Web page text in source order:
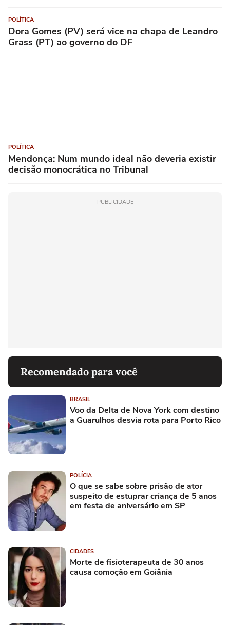
POLÍTICA
Dora Gomes (PV) será vice na chapa de Leandro
Grass (PT) ao governo do DF
POLÍTICA
Mendonça: Num mundo ideal não deveria existir
decisão monocrática no Tribunal
PUBLICIDADE
Recomendado para você
BRASIL
Voo da Delta de Nova York com destino
a Guarulhos desvia rota para Porto Rico
POLÍCIA
O que se sabe sobre prisão de ator
suspeito de estuprar criança de 5 anos
em festa de aniversário em SP
CIDADES
Morte de fisioterapeuta de 30 anos
causa comoção em Goiânia